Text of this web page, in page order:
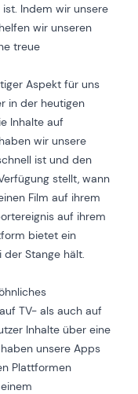
Indem wir unsere
wir unseren
treue
Aspekt für uns
in der heutigen
Inhalte auf
wir unsere
ist und den
stellt, wann
Film auf ihrem
auf ihrem
bietet ein
der Stange hält.
TV- als auch auf
Inhalte über eine
unsere Apps
Plattformen